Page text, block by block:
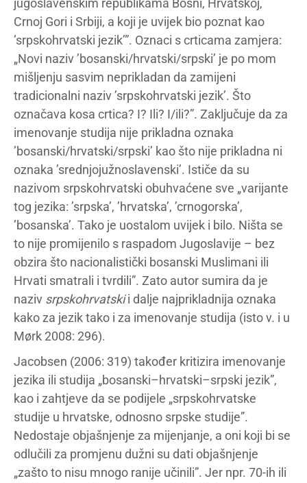
jugoslavenskim republikama Bosni, Hrvatskoj,
Crnoj Gori i Srbiji, a koji je uvijek bio poznat kao
’srpskohrvatski jezik’”. Oznaci s crticama zamjera:
„Novi naziv ’bosanski/hrvatski/srpski’ je po mom
mišljenju sasvim neprikladan da zamijeni
tradicionalni naziv ’srpskohrvatski jezik’. Što
označava kosa crtica? I? Ili? I/ili?”. Zaključuje da za
imenovanje studija nije prikladna oznaka
’bosanski/hrvatski/srpski’ kao što nije prikladna ni
oznaka ’srednjojužnoslavenski’. Ističe da su
nazivom srpskohrvatski obuhvaćene sve „varijante
tog jezika: ’srpska’, ’hrvatska’, ’crnogorska’,
’bosanska’. Tako je uostalom uvijek i bilo. Ništa se
to nije promijenilo s raspadom Jugoslavije – bez
obzira što nacionalistički bosanski Muslimani ili
Hrvati smatrali i tvrdili”. Zato autor sumira da je
naziv srpskohrvatskii dalje najprikladnija oznaka
kako za jezik tako i za imenovanje studija (isto v. i u
Mørk 2008: 296).
Jacobsen (2006: 319) također kritizira imenovanje
jezika ili studija „bosanski–hrvatski–srpski jezik”,
kao i zahtjeve da se podijele „srpskohrvatske
studije u hrvatske, odnosno srpske studije”.
Nedostaje objašnjenje za mijenjanje, a oni koji bi se
odlučili za promjenu dužni su dati objašnjenje
„zašto to nisu mnogo ranije učinili”. Jer npr. 70-ih ili